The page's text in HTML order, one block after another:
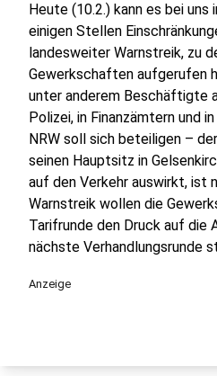
Heute (10.2.) kann es bei
einigen Stellen
landesweiter Warnstreik, zu
Gewerkschaften aufgerufen
unter anderem Beschäftigte
Polizei, in Finanzämtern und
NRW soll sich beteiligen –
seinen Hauptsitz in
auf den Verkehr auswirkt, ist
Warnstreik wollen die
Tarifrunde den Druck auf die
nächste Verhandlungsrunde
Anzeige